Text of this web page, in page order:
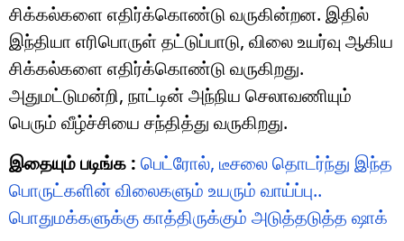
சிக்கல்களை எதிர்க்கொண்டு வருகின்றன. இதில்
இந்தியா எரிபொருள் தட்டுப்பாடு, விலை உயர்வு ஆகிய
சிக்கல்களை எதிர்க்கொண்டு வருகிறது.
அதுமட்டுமன்றி, நாட்டின் அந்நிய செலாவணியும்
பெரும் வீழ்ச்சியை சந்தித்து வருகிறது.
இதையும் படிங்க : பெட்ரோல், டீசலை தொடர்ந்து இந்த
பொருட்களின் விலைகளும் உயரும் வாய்ப்பு..
பொதுமக்களுக்கு காத்திருக்கும் அடுத்தடுத்த ஷாக்